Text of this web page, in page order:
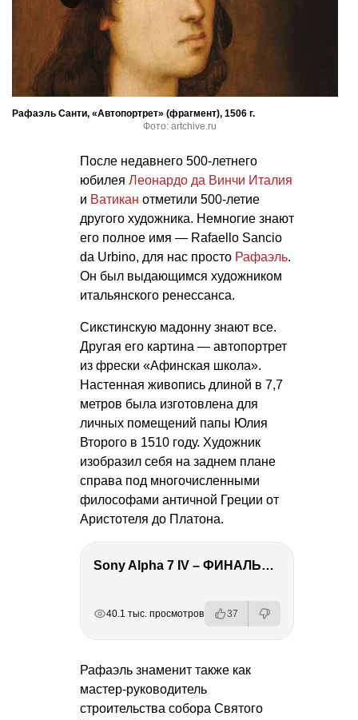
Рафаэль Санти, «Автопортрет» (фрагмент), 1506 г.
Фото: artchive.ru
После недавнего 500-летнего
юбилея Леонардо да Винчи Италия
и Ватикан отметили 500-летие
другого художника. Немногие знают
его полное имя — Rafaello Sancio
da Urbino, для нас просто Рафаэль.
Он был выдающимся художником
итальянского ренессанса.
Сикстинскую мадонну знают все.
Другая его картина — автопортрет
из фрески «Афинская школа».
Настенная живопись длиной в 7,7
метров была изготовлена для
личных помещений папы Юлия
Второго в 1510 году. Художник
изобразил себя на заднем плане
справа под многочисленными
философами античной Греции от
Аристотеля до Платона.
Sony Alpha 7 IV – ФИНАЛЬНЫЙ ОБЗОР
40.1 тыс. просмотров 37
Рафаэль знаменит также как
мастер-руководитель
строительства собора Святого